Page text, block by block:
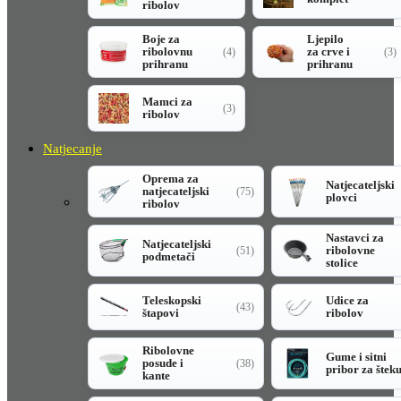
ribolov
Boje za
ribolovnu
prihranu
(4)
Ljepilo
za crve i
prihranu
(3)
Mamci za
ribolov
(3)
Natjecanje
Oprema za
natjecateljski
ribolov
(75)
Natjecateljski
plovci
Natjecateljski
podmetači
(51)
Nastavci za
ribolovne
stolice
Teleskopski
štapovi
(43)
Udice za
ribolov
Ribolovne
posude i
kante
(38)
Gume i sitni
pribor za šteku